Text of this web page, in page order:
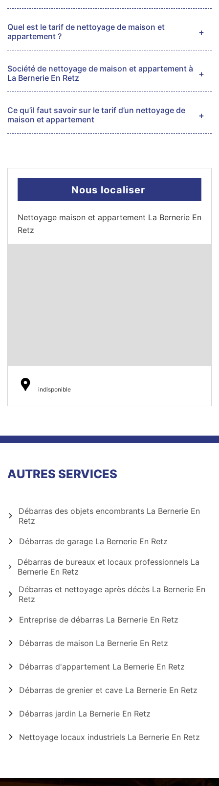
Quel est le tarif de nettoyage de maison et
appartement ?
Société de nettoyage de maison et appartement à
La Bernerie En Retz
Ce qu’il faut savoir sur le tarif d’un nettoyage de
maison et appartement
Nous localiser
Nettoyage maison et appartement La Bernerie En
Retz
indisponible
AUTRES SERVICES
Débarras des objets encombrants La Bernerie En
Retz
Débarras de garage La Bernerie En Retz
Débarras de bureaux et locaux professionnels La
Bernerie En Retz
Débarras et nettoyage après décès La Bernerie En
Retz
Entreprise de débarras La Bernerie En Retz
Débarras de maison La Bernerie En Retz
Débarras d'appartement La Bernerie En Retz
Débarras de grenier et cave La Bernerie En Retz
Débarras jardin La Bernerie En Retz
Nettoyage locaux industriels La Bernerie En Retz